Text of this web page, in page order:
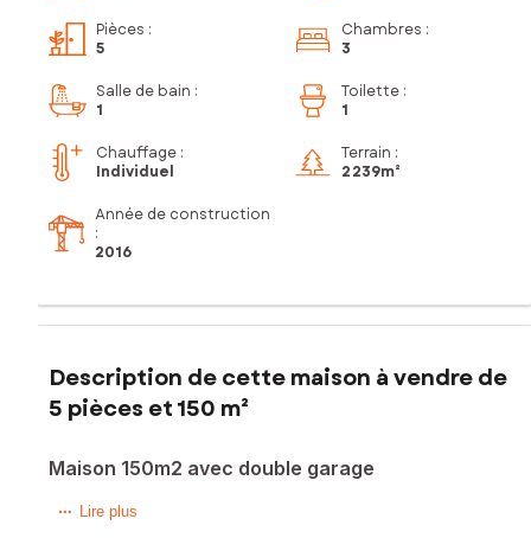
Pièces :
5
Chambres :
3
Salle de bain :
1
Toilette :
1
Chauffage :
Individuel
Terrain :
2 239m²
Année de construction
:
2016
Description de cette maison à vendre de
5 pièces et 150 m²
Maison 150m2 avec double garage
Sur le secteur de Moissac, sur La Mégère, à 2 minutes de
Lire plus